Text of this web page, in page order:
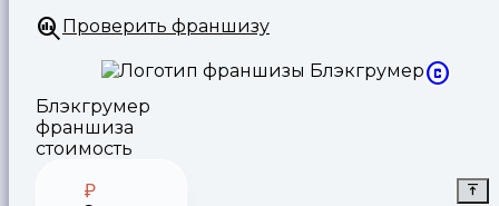
Проверить франшизу
Блэкгрумер
франшиза
стоимость